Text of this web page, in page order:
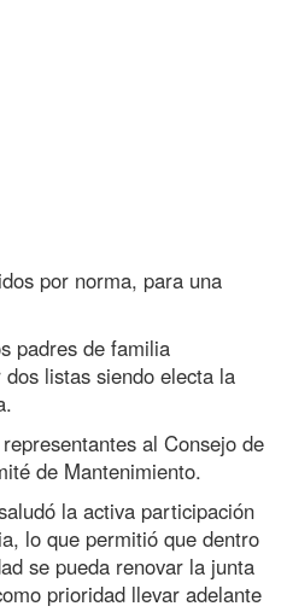
por norma, para una
padres de familia
listas siendo electa la
al Consejo de
de Mantenimiento.
la activa participación
lo que permitió que dentro
se pueda renovar la junta
prioridad llevar adelante